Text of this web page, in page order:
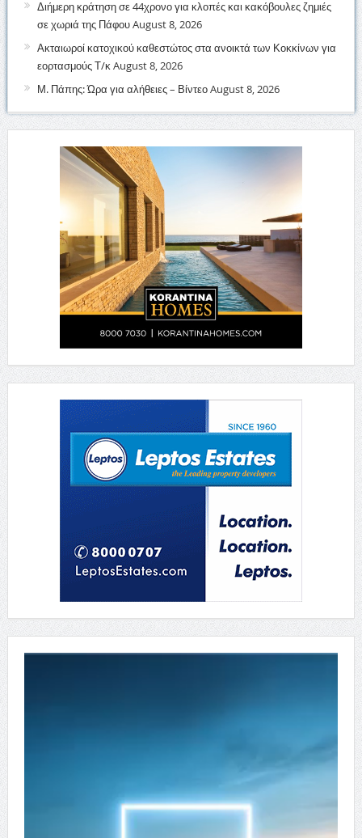
Διήμερη κράτηση σε 44χρονο για κλοπές και κακόβουλες ζημιές
σε χωριά της ΠάφουAugust 8, 2026
Ακταιωροί κατοχικού καθεστώτος στα ανοικτά των Κοκκίνων για
εορτασμούς Τ/κAugust 8, 2026
Μ. Πάπης: Ώρα για αλήθειες – ΒίντεοAugust 8, 2026